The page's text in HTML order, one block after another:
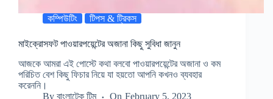
কম্পিউটিং টিপস & ট্রিকস
মাইক্রোসফট পাওয়ারপয়েন্টের অজানা কিছু সুবিধা জানুন
আজকে আমরা এই পোস্টে কথা বলবো পাওয়ারপয়েন্টের অজানা ও কম
পরিচিত বেশ কিছু ফিচার নিয়ে যা হয়তো আপনি কখনও ব্যবহার
করেননি।
By বাংলাটেক টিম On February 5, 2023